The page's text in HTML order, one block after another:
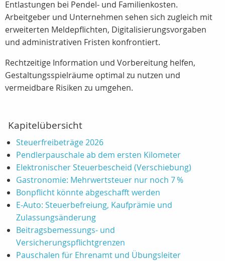
Entlastungen bei Pendel‑ und Familienkosten.
Arbeitgeber und Unternehmen sehen sich zugleich mit
erweiterten Meldepflichten, Digitalisierungsvorgaben
und administrativen Fristen konfrontiert.
Rechtzeitige Information und Vorbereitung helfen,
Gestaltungsspielräume optimal zu nutzen und
vermeidbare Risiken zu umgehen.
Kapitelübersicht
Steuerfreibeträge 2026
Pendlerpauschale ab dem ersten Kilometer
Elektronischer Steuerbescheid (Verschiebung)
Gastronomie: Mehrwertsteuer nur noch 7 %
Bonpflicht könnte abgeschafft werden
E‑Auto: Steuerbefreiung, Kaufprämie und
Zulassungsänderung
Beitragsbemessungs‑ und
Versicherungspflichtgrenzen
Pauschalen für Ehrenamt und Übungsleiter